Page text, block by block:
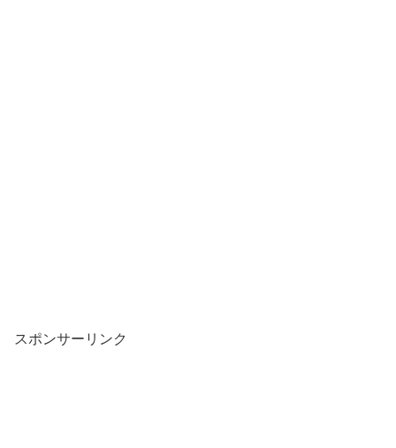
スポンサーリンク